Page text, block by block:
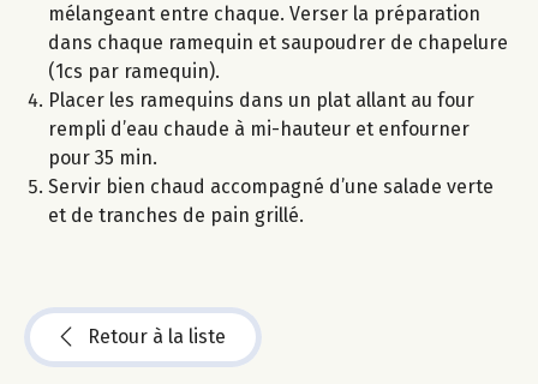
mélangeant entre chaque. Verser la préparation
dans chaque ramequin et saupoudrer de chapelure
(1cs par ramequin).
Placer les ramequins dans un plat allant au four
rempli d’eau chaude à mi-hauteur et enfourner
pour 35 min.
Servir bien chaud accompagné d’une salade verte
et de tranches de pain grillé.
Retour à la liste